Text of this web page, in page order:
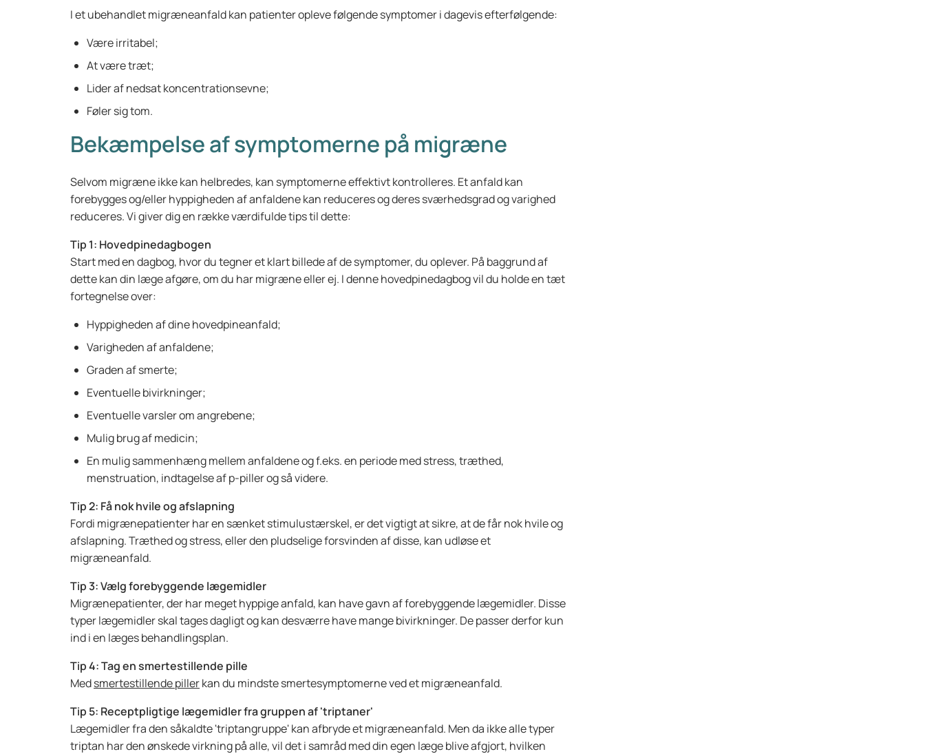
I et ubehandlet migræneanfald kan patienter opleve følgende symptomer i dagevis efterfølgende:
Være irritabel;
At være træt;
Lider af nedsat koncentrationsevne;
Føler sig tom.
Bekæmpelse af symptomerne på migræne
Selvom migræne ikke kan helbredes, kan symptomerne effektivt kontrolleres. Et anfald kan
forebygges og/eller hyppigheden af anfaldene kan reduceres og deres sværhedsgrad og varighed
reduceres. Vi giver dig en række værdifulde tips til dette:
Tip 1: Hovedpinedagbogen
Start med en dagbog, hvor du tegner et klart billede af de symptomer, du oplever. På baggrund af
dette kan din læge afgøre, om du har migræne eller ej. I denne hovedpinedagbog vil du holde en tæt
fortegnelse over:
Hyppigheden af dine hovedpineanfald;
Varigheden af anfaldene;
Graden af smerte;
Eventuelle bivirkninger;
Eventuelle varsler om angrebene;
Mulig brug af medicin;
En mulig sammenhæng mellem anfaldene og f.eks. en periode med stress, træthed,
menstruation, indtagelse af p-piller og så videre.
Tip 2: Få nok hvile og afslapning
Fordi migrænepatienter har en sænket stimulustærskel, er det vigtigt at sikre, at de får nok hvile og
afslapning. Træthed og stress, eller den pludselige forsvinden af disse, kan udløse et
migræneanfald.
Tip 3: Vælg forebyggende lægemidler
Migrænepatienter, der har meget hyppige anfald, kan have gavn af forebyggende lægemidler. Disse
typer lægemidler skal tages dagligt og kan desværre have mange bivirkninger. De passer derfor kun
ind i en læges behandlingsplan.
Tip 4: Tag en smertestillende pille
Medsmertestillende pillerkan du mindste smertesymptomerne ved et migræneanfald.
Tip 5: Receptpligtige lægemidler fra gruppen af 'triptaner'
Lægemidler fra den såkaldte 'triptangruppe' kan afbryde et migræneanfald. Men da ikke alle typer
triptan har den ønskede virkning på alle, vil det i samråd med din egen læge blive afgjort, hvilken